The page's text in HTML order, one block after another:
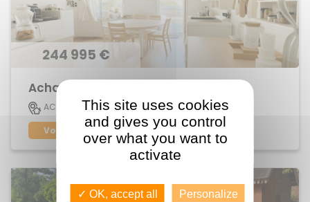
244 995 €
ACIGNE 4
73 M2
Voir le bien
This site uses cookies
and gives you control
over what you want to
activate
✓ OK, accept all Personalize